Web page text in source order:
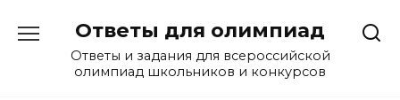
содержанию
Ответы для олимпиад
Ответы и задания для всероссийской
олимпиад школьников и конкурсов